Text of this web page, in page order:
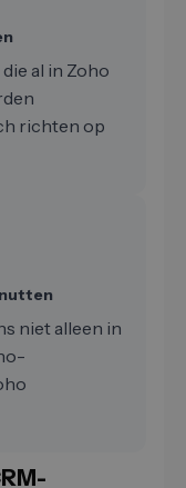
al in Zoho
richten op
niet alleen in